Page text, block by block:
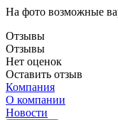
На фото возможные
Отзывы
Отзывы
Нет оценок
Оставить отзыв
Компания
О компании
Новости